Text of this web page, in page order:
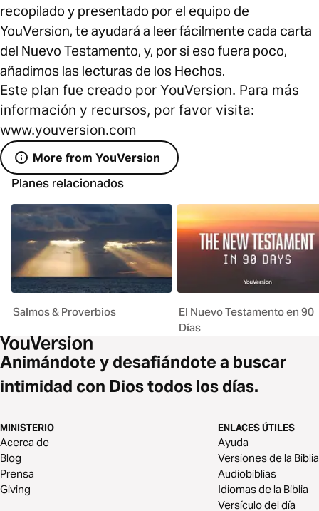
recopilado y presentado por el equipo de
YouVersion, te ayudará a leer fácilmente cada carta
del Nuevo Testamento, y, por si eso fuera poco,
añadimos las lecturas de los Hechos.
Este plan fue creado por YouVersion. Para más
información y recursos, por favor visita:
www.youversion.com
More from YouVersion
Planes relacionados
Salmos & Proverbios
El Nuevo Testamento en 90
Días
Animándote y desafiándote a buscar
intimidad con Dios todos los días.
MINISTERIO
Acerca de
Blog
Prensa
Giving
ENLACES ÚTILES
Ayuda
Versiones de la Biblia
Audiobiblias
Idiomas de la Biblia
Versículo del día